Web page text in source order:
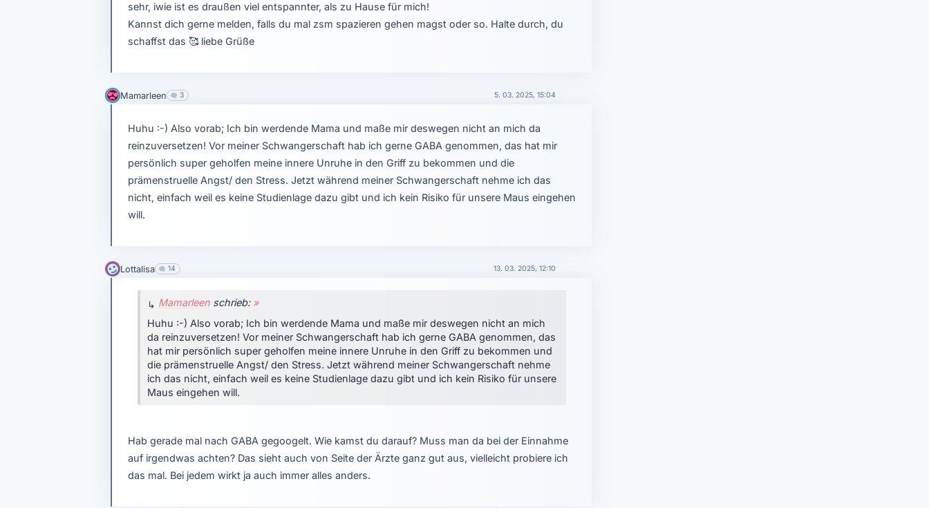
sehr, iwie ist es draußen viel entspannter, als zu Hause für mich!
Kannst dich gerne melden, falls du mal zsm spazieren gehen magst oder so. Halte durch, du
schaffst das 🥰 liebe Grüße
Mamarleen 3 5. 03. 2025, 15:04
Huhu :-) Also vorab; Ich bin werdende Mama und maße mir deswegen nicht an mich da
reinzuversetzen! Vor meiner Schwangerschaft hab ich gerne GABA genommen, das hat mir
persönlich super geholfen meine innere Unruhe in den Griff zu bekommen und die
prämenstruelle Angst/ den Stress. Jetzt während meiner Schwangerschaft nehme ich das
nicht, einfach weil es keine Studienlage dazu gibt und ich kein Risiko für unsere Maus eingehen
will.
Lottalisa 14 13. 03. 2025, 12:10
Mamarleen schrieb: »
Huhu :-) Also vorab; Ich bin werdende Mama und maße mir deswegen nicht an mich
da reinzuversetzen! Vor meiner Schwangerschaft hab ich gerne GABA genommen, das
hat mir persönlich super geholfen meine innere Unruhe in den Griff zu bekommen und
die prämenstruelle Angst/ den Stress. Jetzt während meiner Schwangerschaft nehme
ich das nicht, einfach weil es keine Studienlage dazu gibt und ich kein Risiko für unsere
Maus eingehen will.
Hab gerade mal nach GABA gegoogelt. Wie kamst du darauf? Muss man da bei der Einnahme
auf irgendwas achten? Das sieht auch von Seite der Ärzte ganz gut aus, vielleicht probiere ich
das mal. Bei jedem wirkt ja auch immer alles anders.